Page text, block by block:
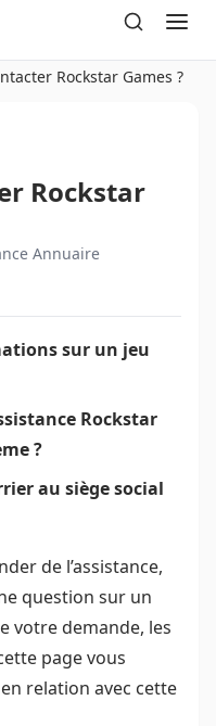
Rockstar Games ?
Rockstar
Annuaire
sur un jeu
Rockstar
?
au siège social
de l’assistance,
question sur un
votre demande, les
page vous
relation avec cette